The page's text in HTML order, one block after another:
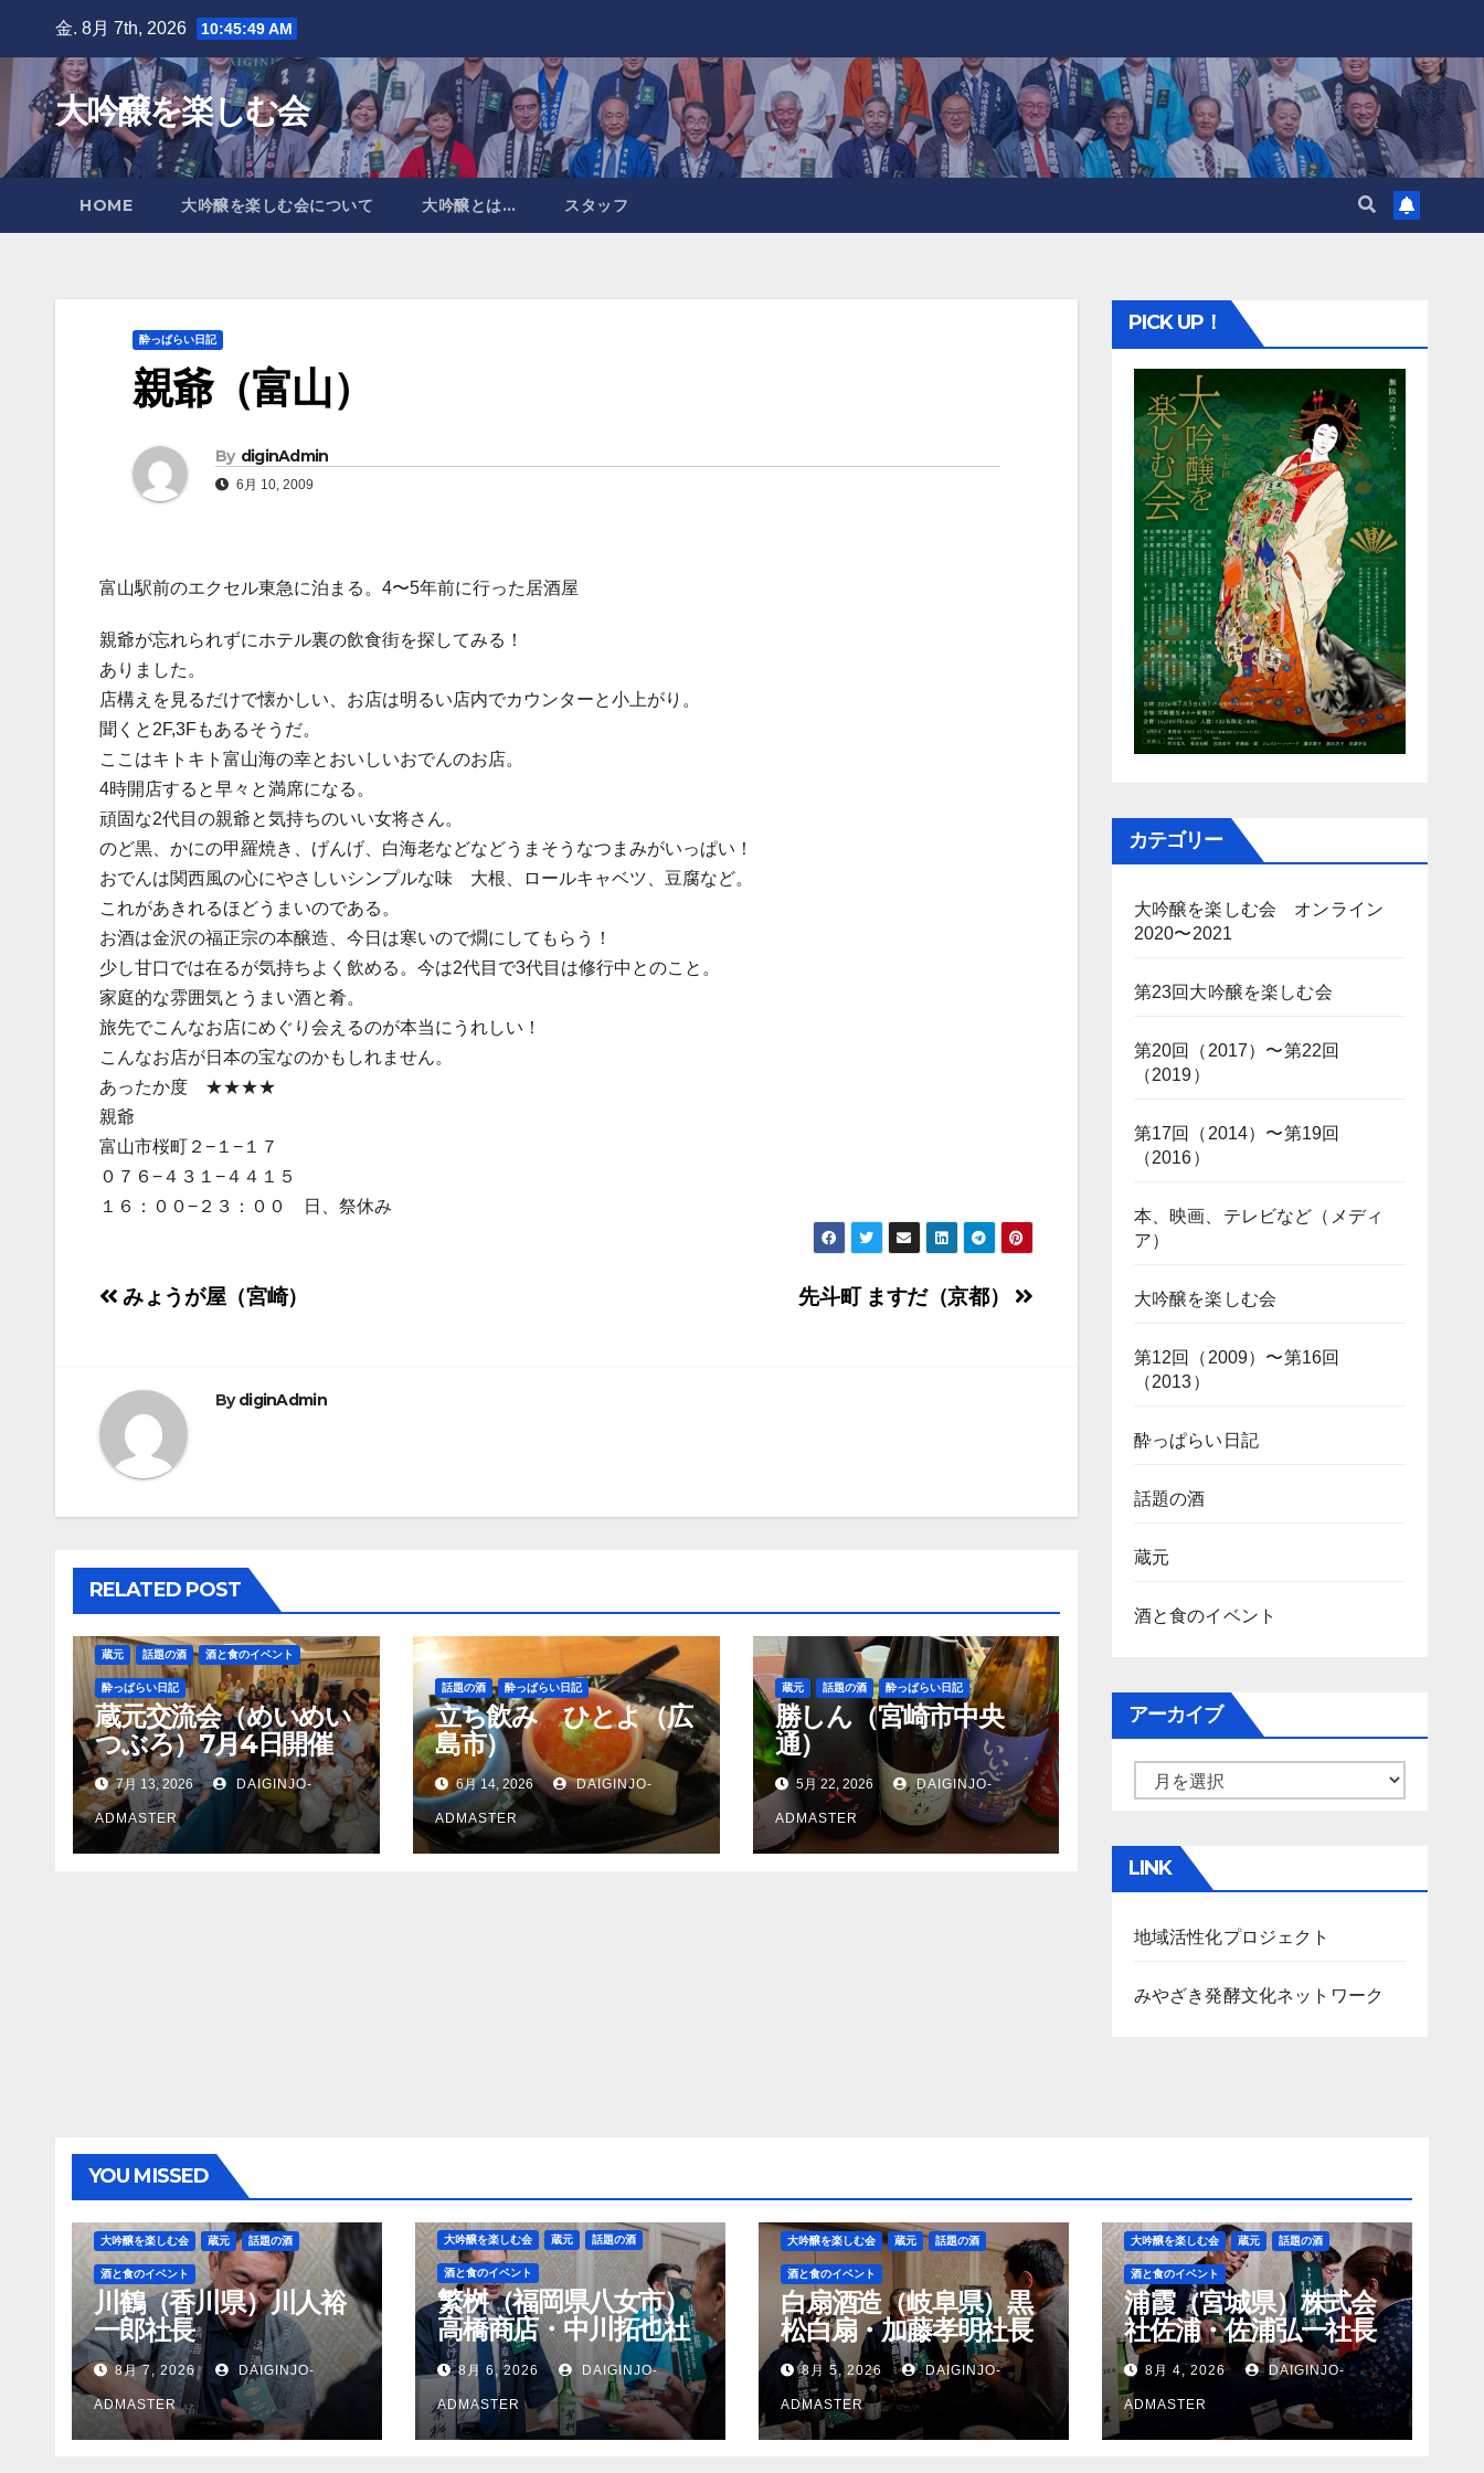
content
金. 8月 7th, 2026 10:45:50 AM
大吟醸を楽しむ会
HOME 大吟醸を楽しむ会について 大吟醸とは… スタッフ
酔っぱらい日記
親爺（富山）
By diginAdmin
6月 10, 2009
富山駅前のエクセル東急に泊まる。4〜5年前に行った居酒屋
親爺が忘れられずにホテル裏の飲食街を探してみる！
ありました。
店構えを見るだけで懐かしい、お店は明るい店内でカウンターと小上がり。
聞くと2F,3Fもあるそうだ。
ここはキトキト富山海の幸とおいしいおでんのお店。
4時開店すると早々と満席になる。
頑固な2代目の親爺と気持ちのいい女将さん。
のど黒、かにの甲羅焼き、げんげ、白海老などなどうまそうなつまみがいっぱい！
おでんは関西風の心にやさしいシンプルな味 大根、ロールキャベツ、豆腐など。
これがあきれるほどうまいのである。
お酒は金沢の福正宗の本醸造、今日は寒いので燗にしてもらう！
少し甘口では在るが気持ちよく飲める。今は2代目で3代目は修行中とのこと。
家庭的な雰囲気とうまい酒と肴。
旅先でこんなお店にめぐり会えるのが本当にうれしい！
こんなお店が日本の宝なのかもしれません。
あったか度 ★★★★
親爺
富山市桜町２−１−１７
０７６−４３１−４４１５
１６：００−２３：００ 日、祭休み
投
ナ
ビ
ゲ
ー
シ
ョ
ン
先斗町 ますだ（京都）
みょうが屋（宮崎）
BydiginAdmin
RELATED POST
蔵元 話題の酒 酒と食のイベント
酔っぱらい日記
蔵元交流会（めいめい
つぶろ）7月4日開催
7月 13, 2026 DAIGINJO-
ADMASTER
話題の酒 酔っぱらい日記
立ち飲み ひとよ（広
島市）
6月 14, 2026 DAIGINJO-
ADMASTER
蔵元 話題の酒 酔っぱらい日記
勝しん（宮崎市中央
通）
5月 22, 2026 DAIGINJO-
ADMASTER
PICK UP！
カテゴリー
大吟醸を楽しむ会 オンライン
2020〜2021
第23回大吟醸を楽しむ会
第20回（2017）〜第22回
（2019）
第17回（2014）〜第19回
（2016）
本、映画、テレビなど（メディ
ア）
大吟醸を楽しむ会
第12回（2009）〜第16回
（2013）
酔っぱらい日記
話題の酒
蔵元
酒と食のイベント
アーカイブ
カ
イ
LINK
地域活性化プロジェクト
みやざき発酵文化ネットワーク
YOU MISSED
大吟醸を楽しむ会 蔵元 話題の酒
酒と食のイベント
川鶴（香川県）川人裕
一郎社長
8月 7, 2026 DAIGINJO-
ADMASTER
大吟醸を楽しむ会 蔵元 話題の酒
酒と食のイベント
繁桝（福岡県八女市）
高橋商店・中川拓也社
長8月 6, 2026 DAIGINJO-
ADMASTER
大吟醸を楽しむ会 蔵元 話題の酒
酒と食のイベント
白扇酒造（岐阜県）黒
松白扇・加藤孝明社長
8月 5, 2026 DAIGINJO-
ADMASTER
大吟醸を楽しむ会 蔵元 話題の酒
酒と食のイベント
浦霞（宮城県）株式会
社佐浦・佐浦弘一社長
8月 4, 2026 DAIGINJO-
ADMASTER